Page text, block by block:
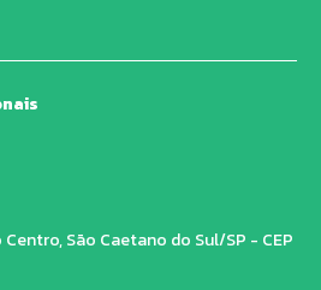
São Caetano do Sul/SP - CEP